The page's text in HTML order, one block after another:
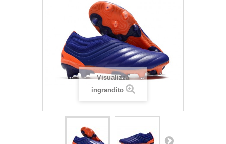
Visualizza
ingrandito